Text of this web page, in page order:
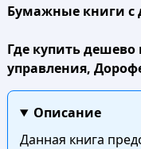
Бумажные книги с
Где купить
управления,
Описание
Данная книга